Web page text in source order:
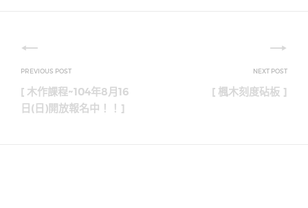
文
章
導
[ 木作課程~104年8月16
日(日)開放報名中！！]
[ 楓木刻度砧板 ]